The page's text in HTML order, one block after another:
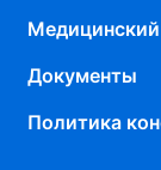
Документы
Политика